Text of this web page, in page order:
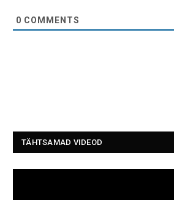
0 COMMENTS
TÄHTSAMAD VIDEOD